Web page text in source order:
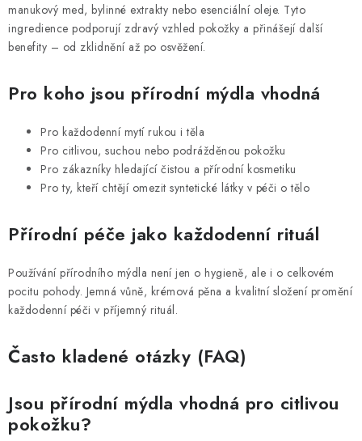
manukový med, bylinné extrakty nebo esenciální oleje. Tyto
ingredience podporují zdravý vzhled pokožky a přinášejí další
benefity – od zklidnění až po osvěžení.
Pro koho jsou přírodní mýdla vhodná
Pro každodenní mytí rukou i těla
Pro citlivou, suchou nebo podrážděnou pokožku
Pro zákazníky hledající čistou a přírodní kosmetiku
Pro ty, kteří chtějí omezit syntetické látky v péči o tělo
Přírodní péče jako každodenní rituál
Používání přírodního mýdla není jen o hygieně, ale i o celkovém
pocitu pohody. Jemná vůně, krémová pěna a kvalitní složení promění
každodenní péči v příjemný rituál.
Často kladené otázky (FAQ)
Jsou přírodní mýdla vhodná pro citlivou
pokožku?